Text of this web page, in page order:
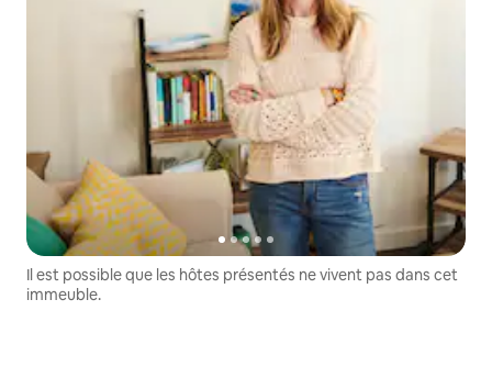
Il est possible que les hôtes présentés ne vivent pas dans cet
immeuble.